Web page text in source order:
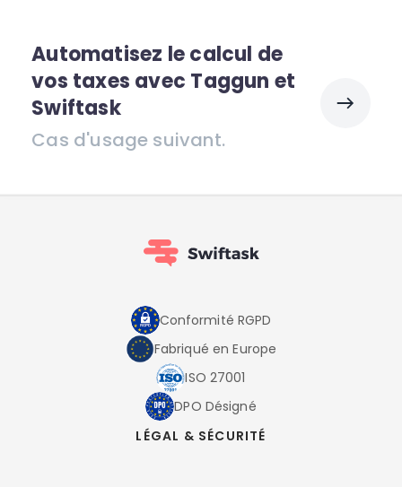
Automatisez le calcul de
vos taxes avec Taggun et
Swiftask
Cas d'usage suivant.
Conformité RGPD
Fabriqué en Europe
ISO 27001
DPO Désigné
LÉGAL & SÉCURITÉ